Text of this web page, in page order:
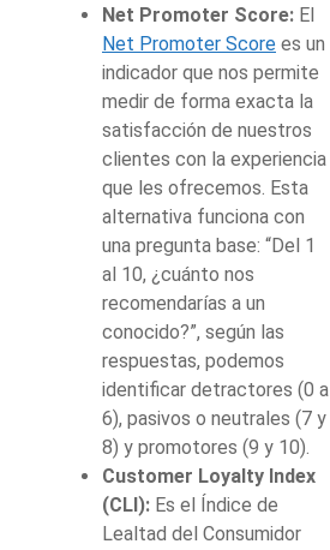
Net Promoter Score: El
Net Promoter Score es un
indicador que nos permite
medir de forma exacta la
satisfacción de nuestros
clientes con la experiencia
que les ofrecemos. Esta
alternativa funciona con
una pregunta base: “Del 1
al 10, ¿cuánto nos
recomendarías a un
conocido?”, según las
respuestas, podemos
identificar detractores (0 a
6), pasivos o neutrales (7 y
8) y promotores (9 y 10).
Customer Loyalty Index
(CLI): Es el Índice de
Lealtad del Consumidor